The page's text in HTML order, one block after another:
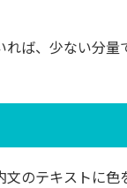
ば、少ない分量
文のテキストに色